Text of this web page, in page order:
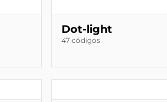
Dot-light
47 códigos